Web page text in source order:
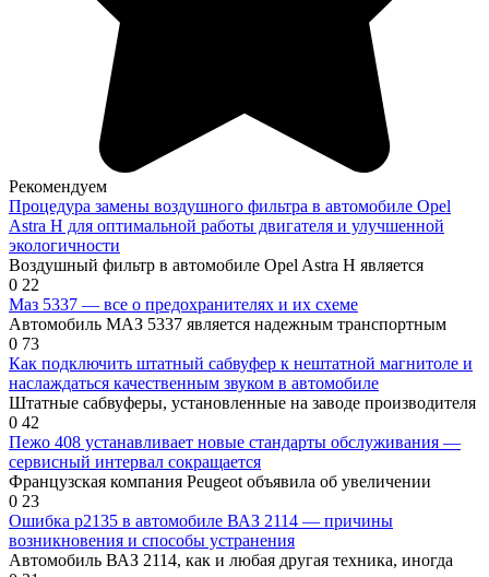
Рекомендуем
Процедура замены воздушного фильтра в автомобиле Opel
Astra H для оптимальной работы двигателя и улучшенной
экологичности
Воздушный фильтр в автомобиле Opel Astra H является
0 22
Маз 5337 — все о предохранителях и их схеме
Автомобиль МАЗ 5337 является надежным транспортным
0 73
Как подключить штатный сабвуфер к нештатной магнитоле и
наслаждаться качественным звуком в автомобиле
Штатные сабвуферы, установленные на заводе производителя
0 42
Пежо 408 устанавливает новые стандарты обслуживания —
сервисный интервал сокращается
Французская компания Peugeot объявила об увеличении
0 23
Ошибка р2135 в автомобиле ВАЗ 2114 — причины
возникновения и способы устранения
Автомобиль ВАЗ 2114, как и любая другая техника, иногда